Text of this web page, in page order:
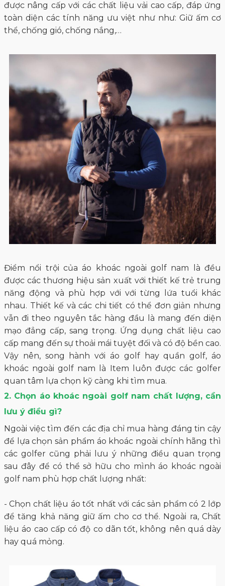
được nâng cấp với các chất liệu vải cao cấp, đáp ứng
toàn diện các tính năng ưu việt như như: Giữ ấm cơ
thể, chống gió, chống nắng,…
Điểm nổi trội của áo khoác ngoài golf nam là đều
được các thương hiệu sản xuất với thiết kế trẻ trung
năng động và phù hợp với với từng lứa tuổi khác
nhau. Thiết kế và các chi tiết có thể đơn giản nhưng
vẫn đi theo nguyên tắc hàng đầu là mang đến diện
mạo đẳng cấp, sang trọng. Ứng dụng chất liệu cao
cấp mang đến sự thoải mái tuyệt đối và có độ bền cao.
Vậy nên, song hành với áo golf hay quần golf, áo
khoác ngoài golf nam là Item luôn được các golfer
quan tâm lựa chọn kỹ càng khi tìm mua.
2. Chọn áo khoác ngoài golf nam chất lượng, cần
lưu ý điều gì?
Ngoài việc tìm đến các địa chỉ mua hàng đáng tin cậy
để lựa chọn sản phẩm áo khoác ngoài chính hãng thì
các golfer cũng phải lưu ý những điều quan trọng
sau đây để có thể sở hữu cho mình áo khoác ngoài
golf nam phù hợp chất lượng nhất:
- Chọn chất liệu áo tốt nhất với các sản phẩm có 2 lớp
để tăng khả năng giữ ấm cho cơ thể. Ngoài ra, Chất
liệu áo cao cấp có độ co dãn tốt, không nên quá dày
hay quá mỏng.